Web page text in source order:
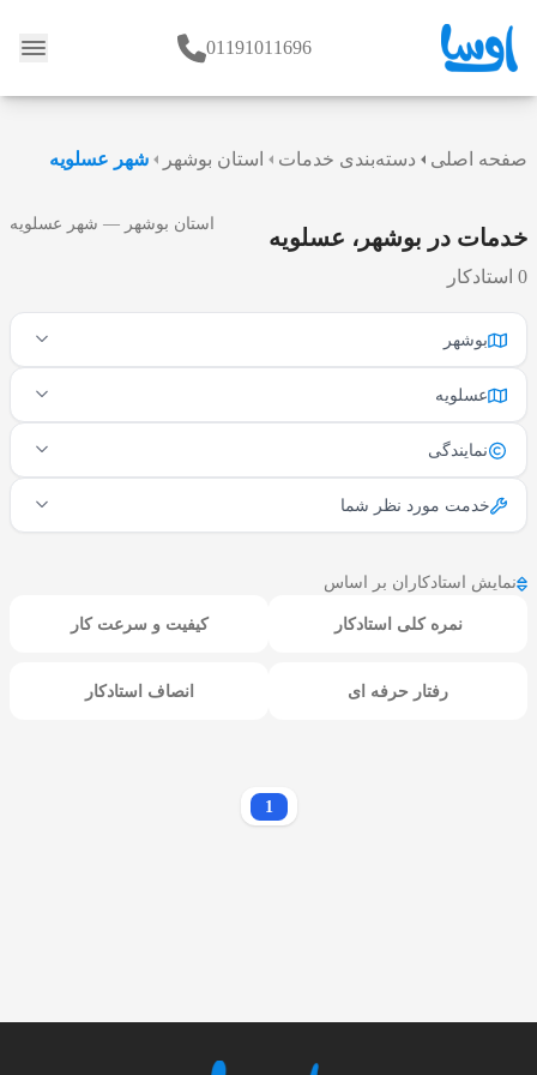
وبلاگ 01191011696
صفحه اصلی دسته‌بندی خدمات استان بوشهر شهر عسلویه
خدمات در بوشهر، عسلویه
0 استادکار
استان بوشهر — شهر عسلویه
بوشهر
عسلویه
نمایندگی
خدمت مورد نظر شما
نمایش استادکاران بر اساس
نمره کلی استادکار کیفیت و سرعت کار
رفتار حرفه ای انصاف استادکار
1